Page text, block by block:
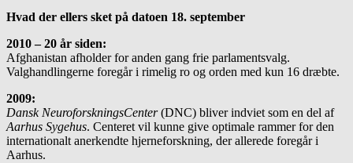
Hvad der ellers sket på datoen 18. september
2010 – 20 år siden:
Afghanistan afholder for anden gang frie parlamentsvalg.
Valghandlingerne foregår i rimelig ro og orden med kun 16 dræbte.
2009:
Dansk NeuroforskningsCenter(DNC) bliver indviet som en del af
Aarhus Sygehus. Centeret vil kunne give optimale rammer for den
internationalt anerkendte hjerneforskning, der allerede foregår i
Aarhus.